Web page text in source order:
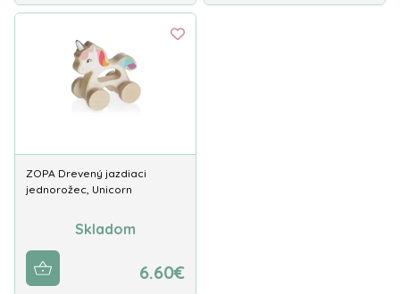
ZOPA Drevený jazdiaci
jednorožec, Unicorn
Skladom
6.60€